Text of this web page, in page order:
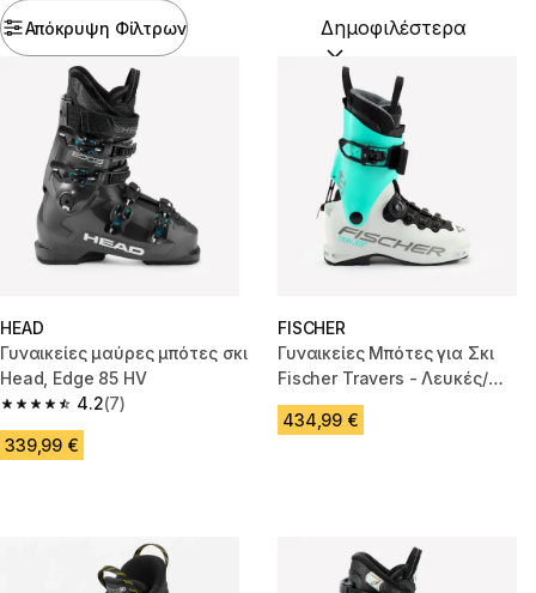
Απόκρυψη Φίλτρων Ταξινόμηση κατά:
HEAD
Γυναικείες μαύρες μπότες σκι
Head, Edge 85 HV
4.2
4.2 out of 5 stars from 7 reviews
(7)
339,99 €
FISCHER
Γυναικείες Μπότες για Σκι
Fischer Travers - Λευκές/
Πράσινες
434,99 €